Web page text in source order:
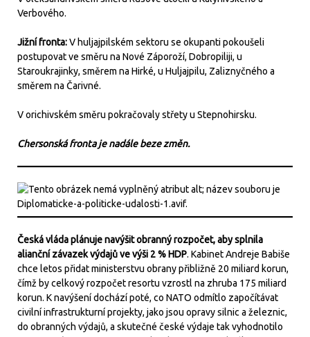
Verbového.
Jižní fronta:V huljajpilském sektoru se okupanti pokoušeli
postupovat ve směru na Nové Záporoží, Dobropiliji, u
Staroukrajinky, směrem na Hirké, u Huljajpilu, Zaliznyčného a
směrem na Čarivné.
V orichivském směru pokračovaly střety u Stepnohirsku.
Chersonská fronta je nadále beze změn.
Česká vláda plánuje navýšit obranný rozpočet, aby splnila
alianční závazek výdajů ve výši 2 % HDP. Kabinet Andreje Babiše
chce letos přidat ministerstvu obrany přibližně 20 miliard korun,
čímž by celkový rozpočet resortu vzrostl na zhruba 175 miliard
korun. K navýšení dochází poté, co NATO odmítlo započítávat
civilní infrastrukturní projekty, jako jsou opravy silnic a železnic,
do obranných výdajů, a skutečné české výdaje tak vyhodnotilo